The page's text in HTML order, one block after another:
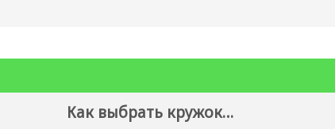
Как выбрать кружок…